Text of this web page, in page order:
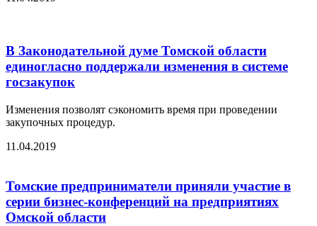
В Законодательной думе Томской области
единогласно поддержали изменения в системе
госзакупок
Изменения позволят сэкономить время при проведении
закупочных процедур.
11.04.2019
Томские предприниматели приняли участие в
серии бизнес-конференций на предприятиях
Омской области